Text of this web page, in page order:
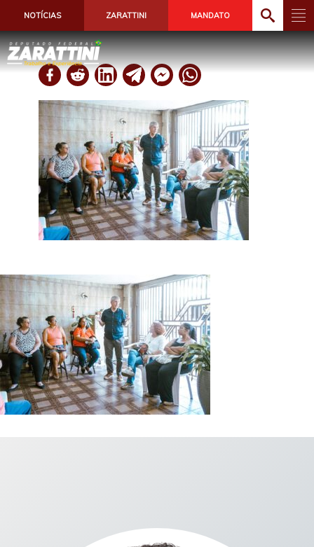
NOTÍCIAS ZARATTINI MANDATO